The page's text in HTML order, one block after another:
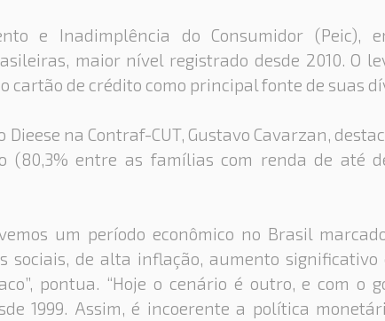
e Inadimplência do Consumidor (Peic),
maior nível registrado desde 2010. O
de crédito como principal fonte de suas
na Contraf-CUT, Gustavo Cavarzan,
(80,3% entre as famílias com renda de até
um período econômico no Brasil
de alta inflação, aumento significativo
pontua. “Hoje o cenário é outro, e com o
1999. Assim, é incoerente a política